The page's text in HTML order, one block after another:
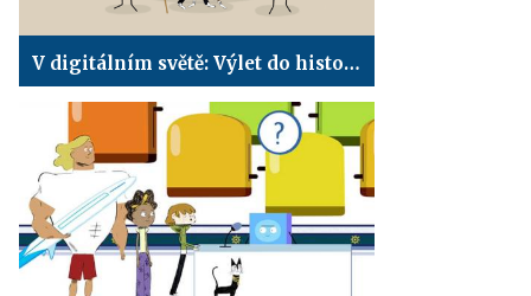
V digitálním světě: Výlet do historie